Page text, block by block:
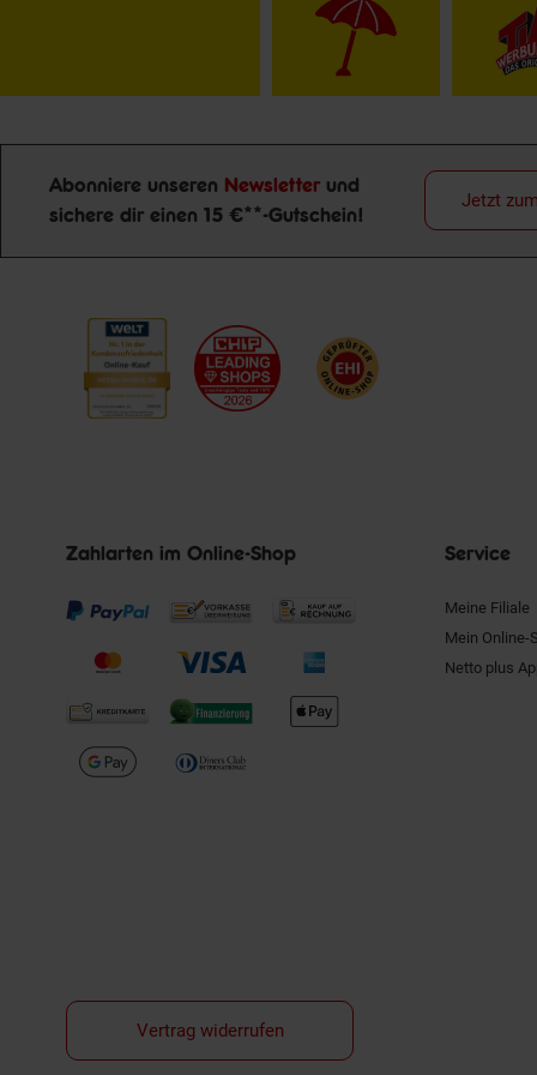
Newsletter Anmeldung
Abonniere unseren Newsletter und
sichere dir einen 15 €**-Gutschein!
Jetzt
Zahlarten im Online-Shop Service
Meine Filiale
Mein Online-
Netto plus
Vertrag widerrufen